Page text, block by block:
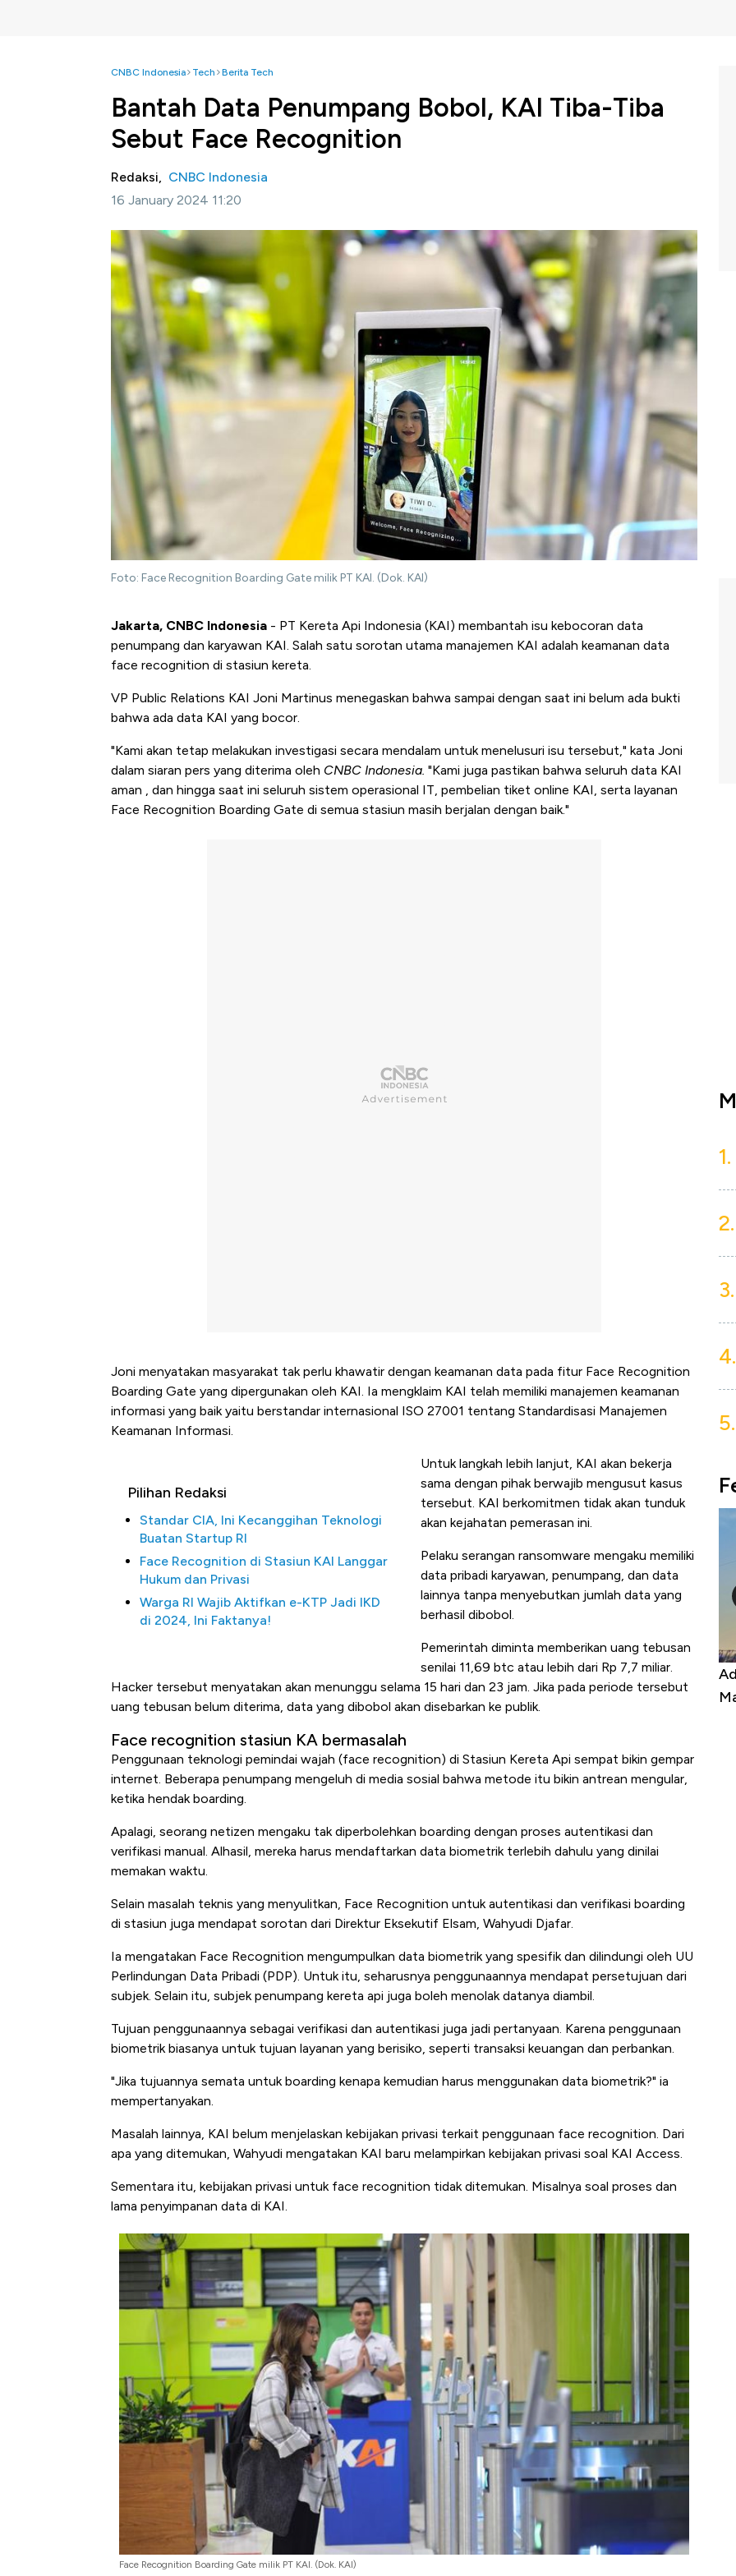
CNBC Indonesia Tech Berita Tech
Bantah Data Penumpang Bobol, KAI Tiba-Tiba
Sebut Face Recognition
Redaksi, CNBC Indonesia
16 January 2024 11:20
Foto: Face Recognition Boarding Gate milik PT KAI. (Dok. KAI)
Jakarta, CNBC Indonesia - PT Kereta Api Indonesia (KAI) membantah isu kebocoran data
penumpang dan karyawan KAI. Salah satu sorotan utama manajemen KAI adalah keamanan data
face recognition di stasiun kereta.
VP Public Relations KAI Joni Martinus menegaskan bahwa sampai dengan saat ini belum ada bukti
bahwa ada data KAI yang bocor.
"Kami akan tetap melakukan investigasi secara mendalam untuk menelusuri isu tersebut," kata Joni
dalam siaran pers yang diterima oleh CNBC Indonesia. "Kami juga pastikan bahwa seluruh data KAI
aman , dan hingga saat ini seluruh sistem operasional IT, pembelian tiket online KAI, serta layanan
Face Recognition Boarding Gate di semua stasiun masih berjalan dengan baik."
Joni menyatakan masyarakat tak perlu khawatir dengan keamanan data pada fitur Face Recognition
Boarding Gate yang dipergunakan oleh KAI. Ia mengklaim KAI telah memiliki manajemen keamanan
informasi yang baik yaitu berstandar internasional ISO 27001 tentang Standardisasi Manajemen
Keamanan Informasi.
Pilihan Redaksi
Standar CIA, Ini Kecanggihan Teknologi
Buatan Startup RI
Face Recognition di Stasiun KAI Langgar
Hukum dan Privasi
Warga RI Wajib Aktifkan e-KTP Jadi IKD
di 2024, Ini Faktanya!
Untuk langkah lebih lanjut, KAI akan bekerja
sama dengan pihak berwajib mengusut kasus
tersebut. KAI berkomitmen tidak akan tunduk
akan kejahatan pemerasan ini.
Pelaku serangan ransomware mengaku memiliki
data pribadi karyawan, penumpang, dan data
lainnya tanpa menyebutkan jumlah data yang
berhasil dibobol.
Pemerintah diminta memberikan uang tebusan
senilai 11,69 btc atau lebih dari Rp 7,7 miliar.
Hacker tersebut menyatakan akan menunggu selama 15 hari dan 23 jam. Jika pada periode tersebut
uang tebusan belum diterima, data yang dibobol akan disebarkan ke publik.
Face recognition stasiun KA bermasalah
Penggunaan teknologi pemindai wajah (face recognition) di Stasiun Kereta Api sempat bikin gempar
internet. Beberapa penumpang mengeluh di media sosial bahwa metode itu bikin antrean mengular,
ketika hendak boarding.
Apalagi, seorang netizen mengaku tak diperbolehkan boarding dengan proses autentikasi dan
verifikasi manual. Alhasil, mereka harus mendaftarkan data biometrik terlebih dahulu yang dinilai
memakan waktu.
Selain masalah teknis yang menyulitkan, Face Recognition untuk autentikasi dan verifikasi boarding
di stasiun juga mendapat sorotan dari Direktur Eksekutif Elsam, Wahyudi Djafar.
Ia mengatakan Face Recognition mengumpulkan data biometrik yang spesifik dan dilindungi oleh UU
Perlindungan Data Pribadi (PDP). Untuk itu, seharusnya penggunaannya mendapat persetujuan dari
subjek. Selain itu, subjek penumpang kereta api juga boleh menolak datanya diambil.
Tujuan penggunaannya sebagai verifikasi dan autentikasi juga jadi pertanyaan. Karena penggunaan
biometrik biasanya untuk tujuan layanan yang berisiko, seperti transaksi keuangan dan perbankan.
"Jika tujuannya semata untuk boarding kenapa kemudian harus menggunakan data biometrik?" ia
mempertanyakan.
Masalah lainnya, KAI belum menjelaskan kebijakan privasi terkait penggunaan face recognition. Dari
apa yang ditemukan, Wahyudi mengatakan KAI baru melampirkan kebijakan privasi soal KAI Access.
Sementara itu, kebijakan privasi untuk face recognition tidak ditemukan. Misalnya soal proses dan
lama penyimpanan data di KAI.
Face Recognition Boarding Gate milik PT KAI. (Dok. KAI)
1.
2.
3.
4.
5.
Tembaga Terbang ke Zona Berbahaya
Adu Panas Kinerja Emiten Minyak RI,
Mana yang Cuannya Paling Menyala?